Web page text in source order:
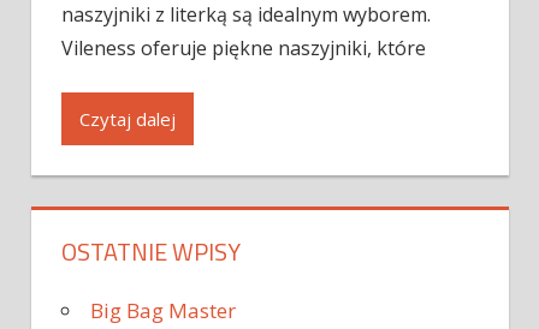
naszyjniki z literką są idealnym wyborem.
Vileness oferuje piękne naszyjniki, które
Czytaj dalej
OSTATNIE WPISY
Big Bag Master